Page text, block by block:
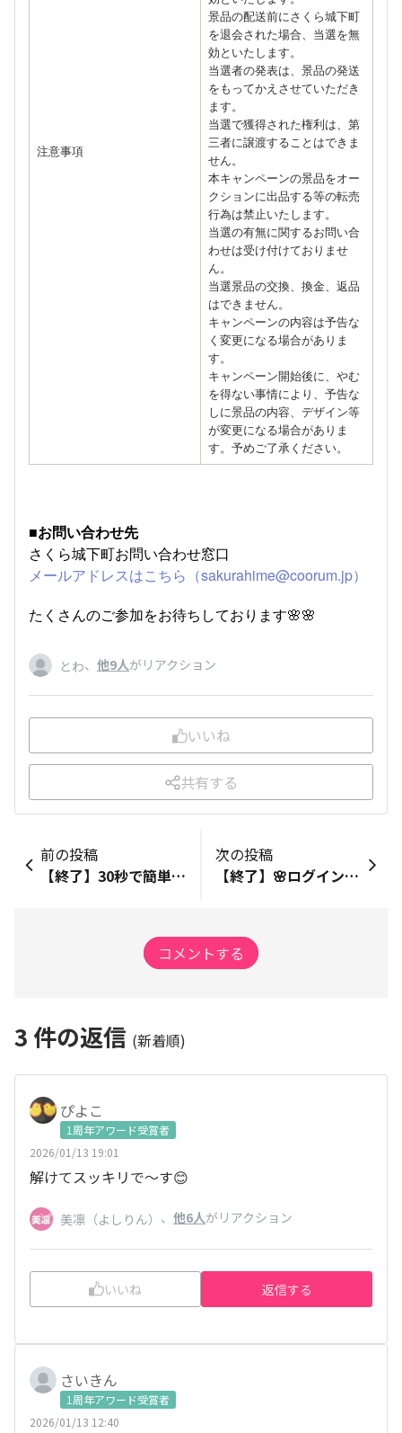
注意事項
景品の配送前にさくら城下町
を退会された場合、当選を無
効といたします。
当選者の発表は、景品の発送
をもってかえさせていただき
ます。
当選で獲得された権利は、第
三者に譲渡することはできま
せん。
本キャンペーンの景品をオー
クションに出品する等の転売
行為は禁止いたします。
当選の有無に関するお問い合
わせは受け付けておりませ
ん。
当選景品の交換、換金、返品
はできません。
キャンペーンの内容は予告な
く変更になる場合がありま
す。
キャンペーン開始後に、やむ
を得ない事情により、予告な
しに景品の内容、デザイン等
が変更になる場合がありま
す。予めご了承ください。
■お問い合わせ先
さくら城下町お問い合わせ窓口
メールアドレスはこちら（sakurahime@coorum.jp）
たくさんのご参加をお待ちしております🌸🌸
とわ、 他9人がリアクション
いいね
共有する
前の投稿
【終了】30秒で簡単参加！桜姫ちゃんからのクイズに答えて、クリスマス限定壁紙Get♪
次の投稿
【終了】🌸ログインキャンペーン🌸 2月中に10日以上ログインで、ボーナス50ポイント✨
コメントする
3 件の返信 (新着順)
ぴよこ
1周年アワード受賞者
2026/01/13 19:01
解けてスッキリで〜す😊
美凛（よしりん） 、 他6人がリアクション
いいね 返信する
さいきん
1周年アワード受賞者
2026/01/13 12:40